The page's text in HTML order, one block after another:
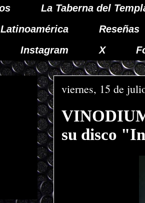
La Taberna del
Reseñas
Instagram X
viernes, 15 de
su disco